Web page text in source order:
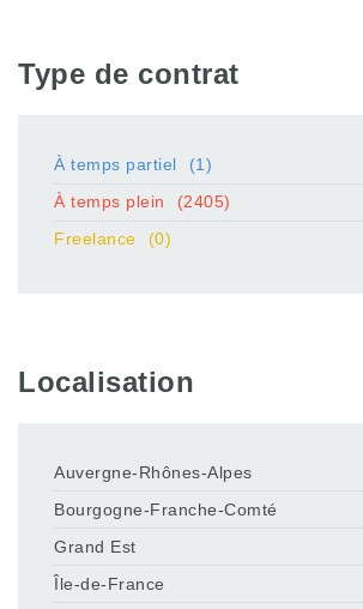
Type de contrat
À temps partiel
(1)
À temps plein
(2405)
Freelance
(0)
Localisation
Auvergne-Rhônes-Alpes
Bourgogne-Franche-Comté
Grand Est
Île-de-France